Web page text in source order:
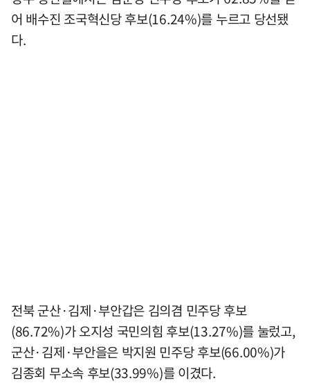
어 배수진 조국혁신당 후보(16.24%)를 누르고 당선됐
다.
전북 군산·김제·부안갑은 김의겸 민주당 후보
(86.72%)가 오지성 국민의힘 후보(13.27%)를 눌렀고,
군산·김제·부안을은 박지원 민주당 후보(66.00%)가
김종회 무소속 후보(33.99%)를 이겼다.